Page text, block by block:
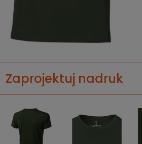
Zaprojektuj nadruk